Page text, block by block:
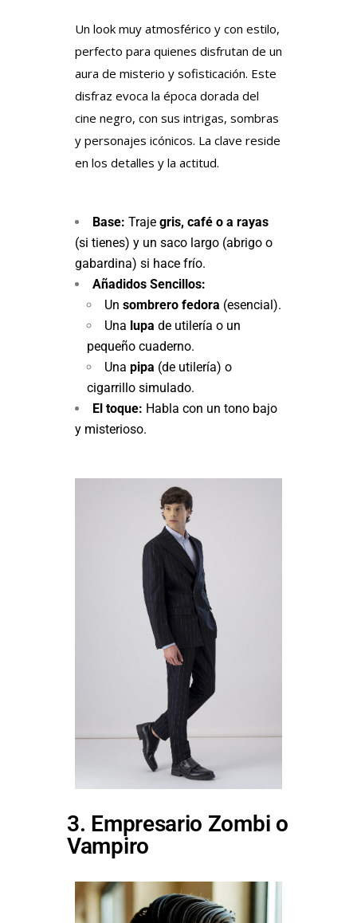
Un look muy atmosférico y con estilo,
perfecto para quienes disfrutan de un
aura de misterio y sofisticación. Este
disfraz evoca la época dorada del
cine negro, con sus intrigas, sombras
y personajes icónicos. La clave reside
en los detalles y la actitud.
Base: Traje gris, café o a rayas
(si tienes) y un saco largo (abrigo o
gabardina) si hace frío.
Añadidos Sencillos:
Un sombrero fedora (esencial).
Una lupa de utilería o un
pequeño cuaderno.
Una pipa (de utilería) o
cigarrillo simulado.
El toque: Habla con un tono bajo
y misterioso.
3. Empresario Zombi o
Vampiro